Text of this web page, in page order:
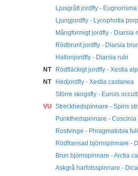
Ljusgrått jordfly -
Ljungjordfly - Lycophotia
Mångformigt jordfly - Diarsia
Rödbrunt jordfly - Diarsia
Hallonjordfly - Diarsia rubi
NT
Rödfläckigt jordfly - Xestia
NT
Hedjordfly - Xestia castanea
Större skogsfly - Eurois
VU Streckhedspinnare - Spiris
Punkthedspinnare -
Rostvinge - Phragmatobia
Rödfransad björnspinnare -
Brun björnspinnare - Arctia
Askgrå harfotsspinnare -